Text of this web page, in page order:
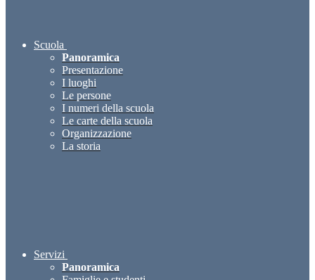
Scuola
Panoramica
Presentazione
I luoghi
Le persone
I numeri della scuola
Le carte della scuola
Organizzazione
La storia
Servizi
Panoramica